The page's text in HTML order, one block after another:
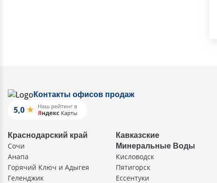
Контакты офисов продаж
Краснодарский край
Сочи
Анапа
Горячий Ключ и Адыгея
Геленджик
Кавказские
Минеральные Воды
Кисловодск
Пятигорск
Ессентуки